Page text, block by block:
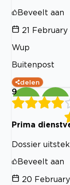
Beveelt aan
21
Wup
Buitenpost
delen
9
Prima
Dossier
Beveelt aan
20